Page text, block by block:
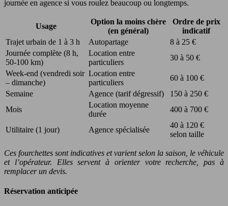
journée en agence si vous roulez beaucoup ou longtemps.
Usage
Option la moins chère
(en général)
Ordre de prix
indicatif
Trajet urbain de 1 à 3 h
Autopartage
8 à 25 €
Journée complète (8 h,
50-100 km)
Location entre
particuliers
30 à 50 €
Week-end (vendredi soir
– dimanche)
Location entre
particuliers
60 à 100 €
Semaine
Agence (tarif dégressif)
150 à 250 €
Mois
Location moyenne
durée
400 à 700 €
Utilitaire (1 jour) Agence spécialisée
40 à 120 €
selon taille
Ces fourchettes sont indicatives et varient selon la saison, le véhicule
et l’opérateur. Elles servent à orienter votre recherche, pas à
remplacer un devis.
Réservation anticipée